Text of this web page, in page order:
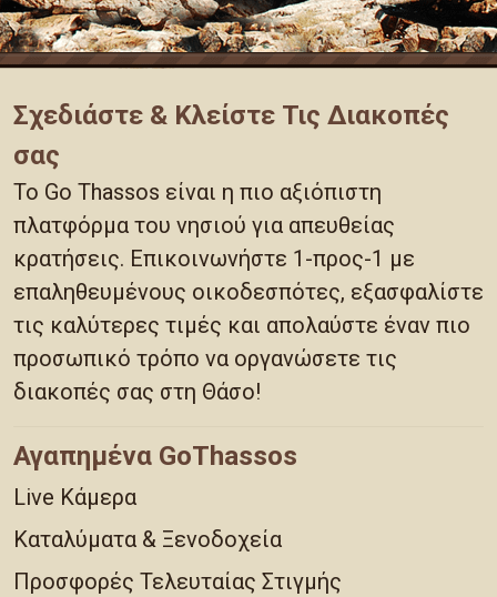
Σχεδιάστε & Κλείστε Τις Διακοπές
σας
Το Go Thassos είναι η πιο αξιόπιστη
πλατφόρμα του νησιού για απευθείας
κρατήσεις. Επικοινωνήστε 1-προς-1 με
επαληθευμένους οικοδεσπότες, εξασφαλίστε
τις καλύτερες τιμές και απολαύστε έναν πιο
προσωπικό τρόπο να οργανώσετε τις
διακοπές σας στη Θάσο!
Αγαπημένα GoThassos
Live Κάμερα
Καταλύματα & Ξενοδοχεία
Προσφορές Τελευταίας Στιγμής